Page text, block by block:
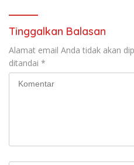
Tinggalkan Balasan
Alamat email Anda tidak akan
ditandai *